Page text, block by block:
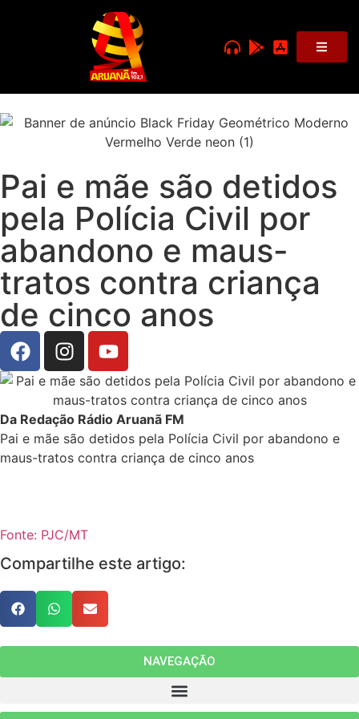
Pai e mãe são detidos
pela Polícia Civil por
abandono e maus-
tratos contra criança
de cinco anos
Da Redação Rádio Aruanã FM
Pai e mãe são detidos pela Polícia Civil por abandono e
maus-tratos contra criança de cinco anos
Fonte: PJC/MT
Compartilhe este artigo:
NAVEGAÇÃO